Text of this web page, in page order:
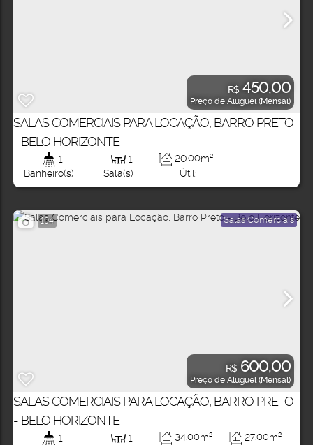
R$ 450,00
Preço de Aluguel (Mensal)
SALAS COMERCIAIS PARA LOCAÇÃO, BARRO PRETO
- BELO HORIZONTE
1
Banheiro(s)
1
Sala(s)
Útil:
20.00m²
194 Salas Comerciais
R$ 600,00
Preço de Aluguel (Mensal)
SALAS COMERCIAIS PARA LOCAÇÃO, BARRO PRETO
- BELO HORIZONTE
1 1 34.00m² 27.00m²